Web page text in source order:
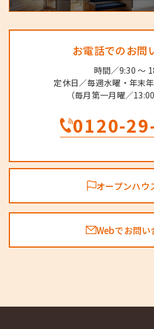
お電話でのお問
時間／9:30 ～
定休日／毎週水曜・年末
（毎月第一月曜／
0120-
オープンハウ
Webでお問い